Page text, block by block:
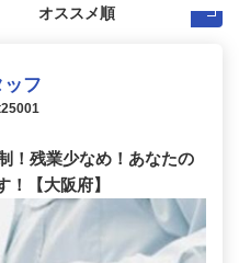
フ
！残業少なめ！あなたの
【大阪府】